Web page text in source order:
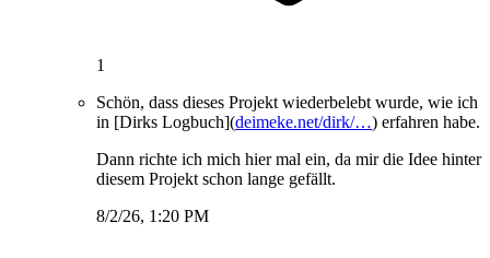
1
Schön, dass dieses Projekt wiederbelebt wurde, wie ich
in [Dirks Logbuch](deimeke.net/dirk/…) erfahren habe.
Dann richte ich mich hier mal ein, da mir die Idee hinter
diesem Projekt schon lange gefällt.
8/2/26, 1:20 PM